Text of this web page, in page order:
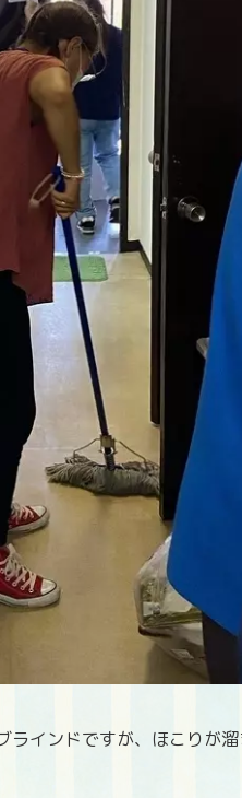
インドですが、ほこりが